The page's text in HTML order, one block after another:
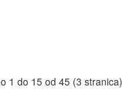
1 do 15 od 45 (3 stranica)